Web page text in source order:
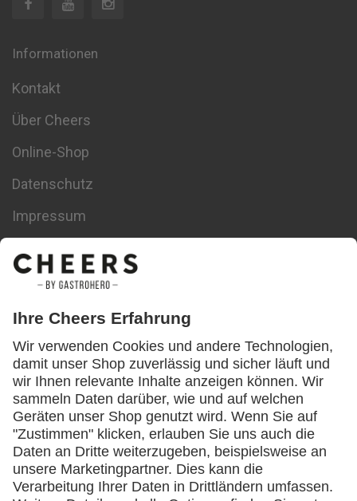
Informationen
Kontakt
Über Cheers
Online-Shop
Datenschutz
Impressum
Themen
Bedienungsanleitung Corona
Downloads Energiesparen Event Food & Drinks
Gastro Coaching Gastrotechnik Gründer
Gästemanagement Inventur Kalkulation
Kundenbindung Lagerung Lebensmittel Lifestyle
Marketing Nachhaltigkeit Neueröffnung